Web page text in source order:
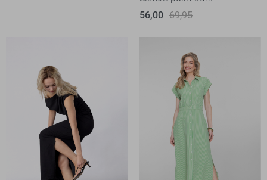
56,00 69,95